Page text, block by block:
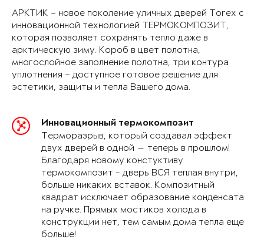
АРКТИК – новое поколение уличных дверей Torex с
инновационной технологией ТЕРМОКОМПОЗИТ,
которая позволяет сохранять тепло даже в
арктическую зиму. Короб в цвет полотна,
многослойное заполнение полотна, три контура
уплотнения – доступное готовое решение для
эстетики, защиты и тепла Вашего дома.
Инновационный термокомпозит
Терморазрыв, который создавал эффект
двух дверей в одной — теперь в прошлом!
Благодаря новому констуктиву
термокомпозит - дверь ВСЯ теплая внутри,
больше никаких вставок. Композитный
квадрат исключает образование конденсата
на ручке. Прямых мостиков холода в
конструкции нет, тем самым дома тепла еще
больше!